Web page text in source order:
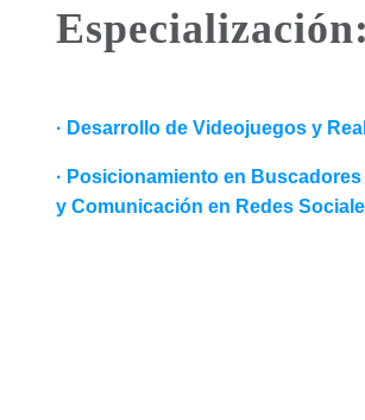
Especialización:
· Desarrollo de Videojuegos y
· Posicionamiento en Buscadores
y Comunicación en Redes